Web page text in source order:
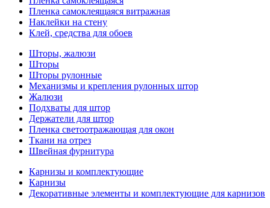
Пленка самоклеящаяся витражная
Наклейки на стену
Клей, средства для обоев
Шторы, жалюзи
Шторы
Шторы рулонные
Механизмы и крепления рулонных штор
Жалюзи
Подхваты для штор
Держатели для штор
Пленка светоотражающая для окон
Ткани на отрез
Швейная фурнитура
Карнизы и комплектующие
Карнизы
Декоративные элементы и комплектующие для карнизов